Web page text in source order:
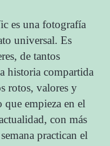
es una fotografía
universal. Es
de tantos
historia compartida
rotos, valores y
empieza en el
con más
practican el